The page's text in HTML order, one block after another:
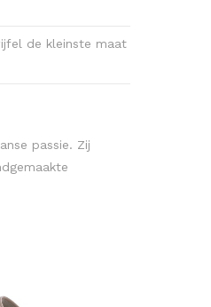
de kleinste maat
passie. Zij